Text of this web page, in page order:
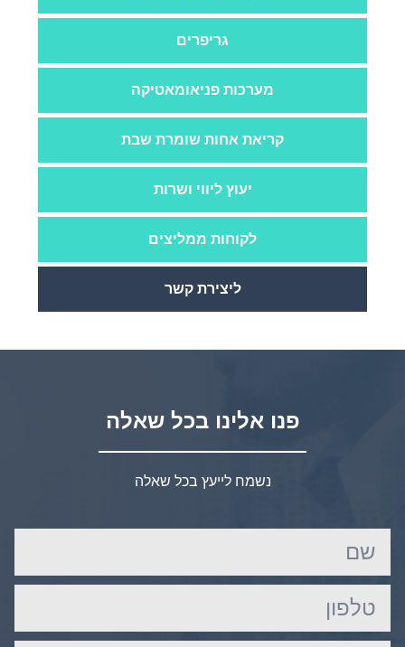
גריפרים
מערכות פניאומאטיקה
קריאת אחות שומרת שבת
יעוץ ליווי ושרות
לקוחות ממליצים
ליצירת קשר
פנו אלינו בכל שאלה
נשמח לייעץ בכל שאלה